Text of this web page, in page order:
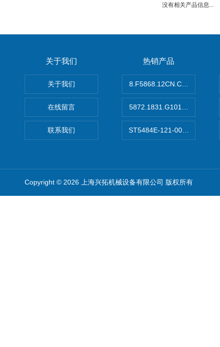
没有相关产品信息...
关于我们
关于我们
在线留言
联系我们
热销产品
8.F5868.12CN.C122德国
5872.1831.G101德国库伯勒
ST5484E-121-0032-00美国
Copyright © 2026 上海兴拓机械设备有限公司 版权所有